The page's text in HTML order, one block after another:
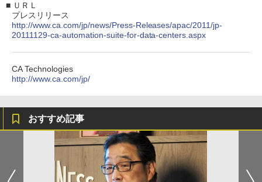
■ ＵＲＬ
プレスリリース
http://www.ca.com/jp/news/Press-Releases/apac/2011/jp-
20111129-ca-automation-suite-for-data-centers.aspx
CA Technologies
http://www.ca.com/jp/
おすすめ記事